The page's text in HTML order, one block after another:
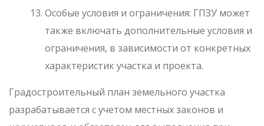
Особые условия и ограничения: ГПЗУ может
также включать дополнительные условия и
ограничения, в зависимости от конкретных
характеристик участка и проекта.
Градостроительный план земельного участка
разрабатывается с учетом местных законов и